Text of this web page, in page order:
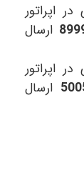
اپراتور
ارسال
اپراتور
ارسال